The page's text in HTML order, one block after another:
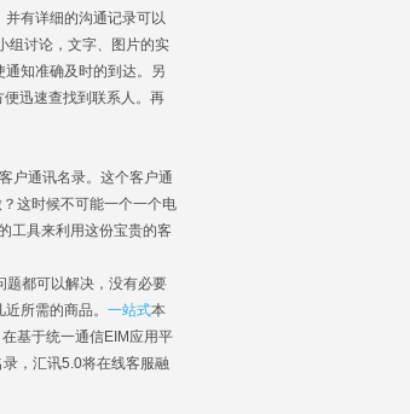
有详细的沟通记录可以
组讨论，文字、图片的实
知准确及时的到达。另
迅速查找到联系人。再
户通讯名录。这个客户通
这时候不可能一个一个电
工具来利用这份宝贵的客
都可以解决，没有必要
所需的商品。 一站式本
基于统一通信EIM应用平
，汇讯5.0将在线客服融